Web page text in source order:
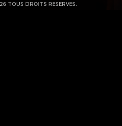
TOUS DROITS RESERVES.